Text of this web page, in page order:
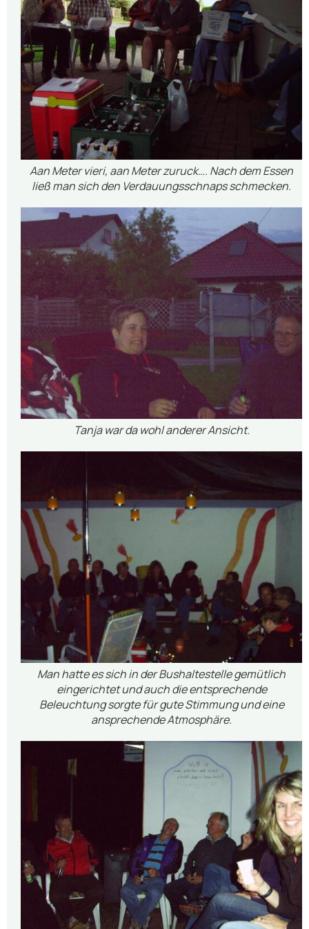
Aan Meter vieri, aan Meter zuruck…. Nach dem Essen
ließ man sich den Verdauungsschnaps schmecken.
Tanja war da wohl anderer Ansicht.
Man hatte es sich in der Bushaltestelle gemütlich
eingerichtet und auch die entsprechende
Beleuchtung sorgte für gute Stimmung und eine
ansprechende Atmosphäre.